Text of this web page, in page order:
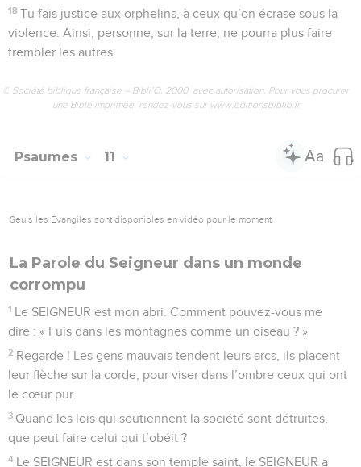
18 Tu fais justice aux orphelins, à ceux qu’on écrase sous la
violence. Ainsi, personne, sur la terre, ne pourra plus faire
trembler les autres.
© Société biblique française – Bibli’O, 2000, avec autorisation. Pour vous procurer
une Bible imprimée, rendez-vous sur www.editionsbiblio.fr
Psaumes 11
Seuls les Évangiles sont disponibles en vidéo pour le moment.
La Parole du Seigneur dans un monde
corrompu
1 Le SEIGNEUR est mon abri. Comment pouvez-vous me
dire : « Fuis dans les montagnes comme un oiseau ? »
2 Regarde ! Les gens mauvais tendent leurs arcs, ils placent
leur flèche sur la corde, pour viser dans l’ombre ceux qui ont
le cœur pur.
3 Quand les lois qui soutiennent la société sont détruites,
que peut faire celui qui t’obéit ?
4 Le SEIGNEUR est dans son temple saint, le SEIGNEUR a